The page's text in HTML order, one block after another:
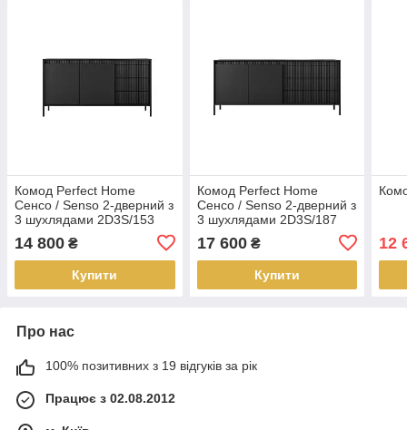
Комод Perfect Home
Сенсо / Senso 2-дверний з
3 шухлядами 2D3S/153
14 800 ₴
Купити
Комод Perfect Home
Сенсо / Senso 2-дверний з
3 шухлядами 2D3S/187
17 600₴
Купити
12
Про нас
100% позитивних з 19 відгуків за рік
Працює з 02.08.2012